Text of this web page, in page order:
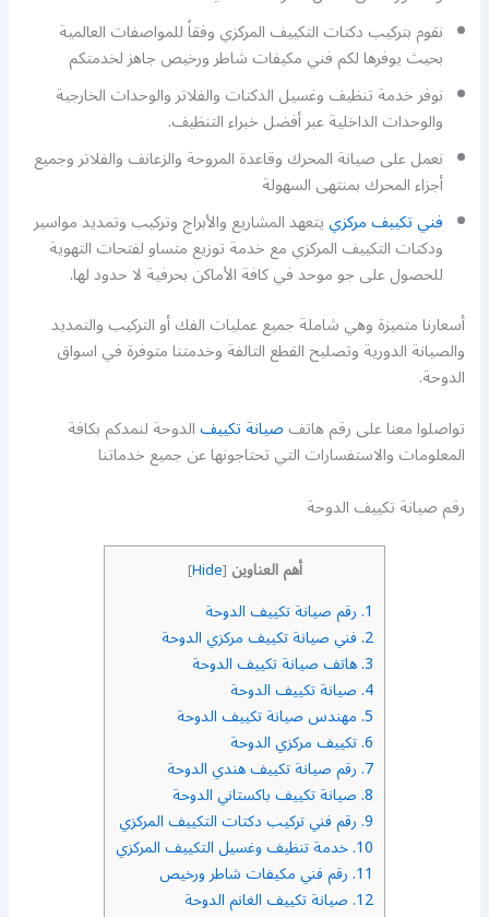
نقوم بتركيب دكتات التكييف المركزي وفقاً للمواصفات العالمية
بحيث يوفرها لكم فني مكيفات شاطر ورخيص جاهز لخدمتكم
نوفر خدمة تنظيف وغسيل الدكتات والفلاتر والوحدات الخارجية
والوحدات الداخلية عبر أفضل خبراء التنظيف.
نعمل على صيانة المحرك وقاعدة المروحة والزعانف والفلاتر وجميع
أجزاء المحرك بمنتهى السهولة
فني تكييف مركزييتعهد المشاريع والأبراج وتركيب وتمديد مواسير
ودكتات التكييف المركزي مع خدمة توزيع متساو لفتحات التهوية
للحصول على جو موحد في كافة الأماكن بحرفية لا حدود لها.
أسعارنا متميزة وهي شاملة جميع عمليات الفك أو التركيب والتمديد
والصيانة الدورية وتصليح القطع التالفة وخدمتنا متوفرة في اسواق
الدوحة.
تواصلوا معنا على رقم هاتفصيانة تكييفالدوحة لنمدكم بكافة
المعلومات والاستفسارات التي تحتاجونها عن جميع خدماتنا
رقم صيانة تكييف الدوحة
أهم العناوين [
Hide
]
1. رقم صيانة تكييف الدوحة
2. فني صيانة تكييف مركزي الدوحة
3. هاتف صيانة تكييف الدوحة
4. صيانة تكييف الدوحة
5. مهندس صيانة تكييف الدوحة
6. تكييف مركزي الدوحة
7. رقم صيانة تكييف هندي الدوحة
8. صيانة تكييف باكستاني الدوحة
9. رقم فني تركيب دكتات التكييف المركزي
10. خدمة تنظيف وغسيل التكييف المركزي
11. رقم فني مكيفات شاطر ورخيص
12. صيانة تكييف الغانم الدوحة